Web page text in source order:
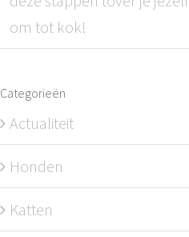
om tot kok!
Categorieën
Actualiteit
Honden
Katten